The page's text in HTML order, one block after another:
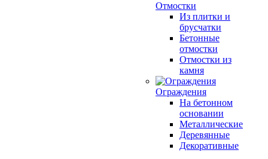
Отмостки
Из плитки и
брусчатки
Бетонные
отмостки
Отмостки из
камня
Ограждения
На бетонном
основании
Металлические
Деревянные
Декоративные